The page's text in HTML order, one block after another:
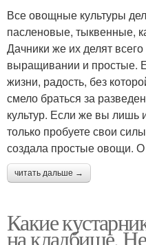
Все овощные культуры
пасленовые, тыквенные,
Дачники же их делят
выращивании и простые.
жизни, радость, без
смело браться за
культур. Если же вы лишь
только пробуете свои
создала простые овощи. О
читать дальше →
Какие
на кладбище.